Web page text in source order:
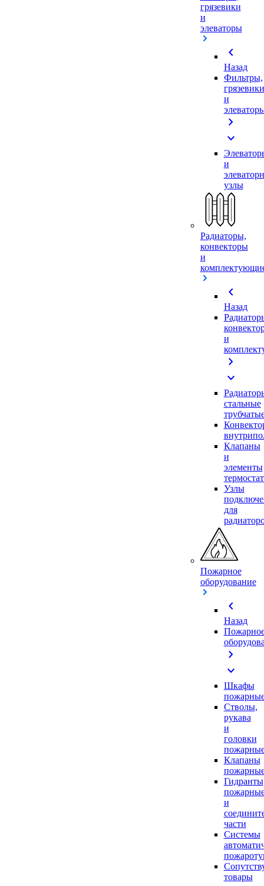
грязевики
и
элеваторы
chevron_left
Назад
Фильтры,
грязевики
и
chevron_right
expand_more
и
узлы
Радиаторы,
конвекторы
и
chevron_left
Назад
и
chevron_right
expand_more
стальные
Клапаны
и
элементы
Узлы
для
Пожарное
оборудование
chevron_left
Назад
chevron_right
expand_more
Шкафы
Стволы,
рукава
и
головки
Клапаны
Гидранты
и
части
Системы
товары